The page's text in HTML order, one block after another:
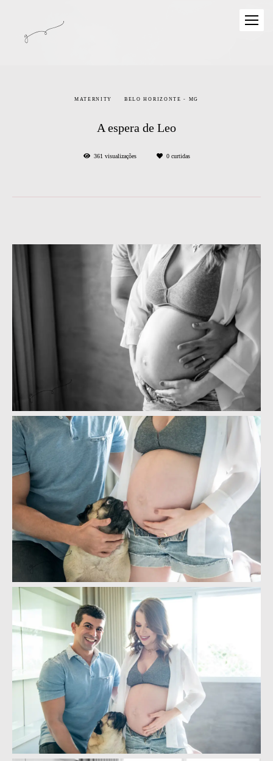
MATERNITY BELO HORIZONTE - MG
A espera de Leo
361 visualizações 0curtidas